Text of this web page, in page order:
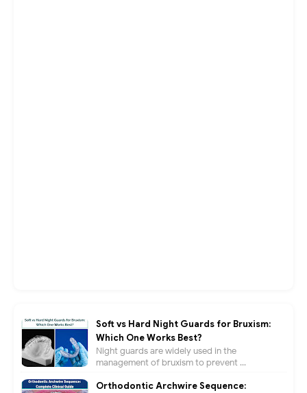
Soft vs Hard Night Guards for Bruxism:
Which One Works Best?
Night guards are widely used in the
management of bruxism to prevent ...
Orthodontic Archwire Sequence: